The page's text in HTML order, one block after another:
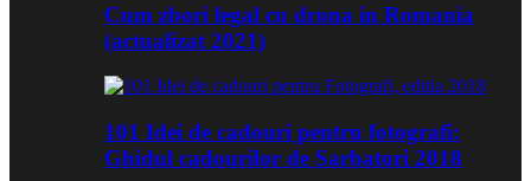
Cum zbori legal cu drona in Romania
(actualizat 2021)
101 Idei de cadouri pentru fotografi:
Ghidul cadourilor de Sarbatori 2018